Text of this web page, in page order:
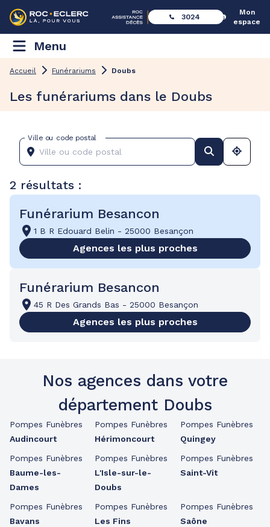
3024
Mon
espace
Menu
Accueil Funérariums Doubs
Les funérariums dans le Doubs
Ville ou code postal
2 résultats :
Funérarium Besancon
1 B R Edouard Belin - 25000 Besançon
Agences les plus proches
Funérarium Besancon
45 R Des Grands Bas - 25000 Besançon
Agences les plus proches
Nos agences dans votre
département Doubs
Pompes Funèbres
Audincourt
Pompes Funèbres
Baume-les-
Dames
Pompes Funèbres
Bavans
Pompes Funèbres
Hérimoncourt
Pompes Funèbres
L'Isle-sur-le-
Doubs
Pompes Funèbres
Les Fins
Pompes Funèbres
Quingey
Pompes Funèbres
Saint-Vit
Pompes Funèbres
Saône